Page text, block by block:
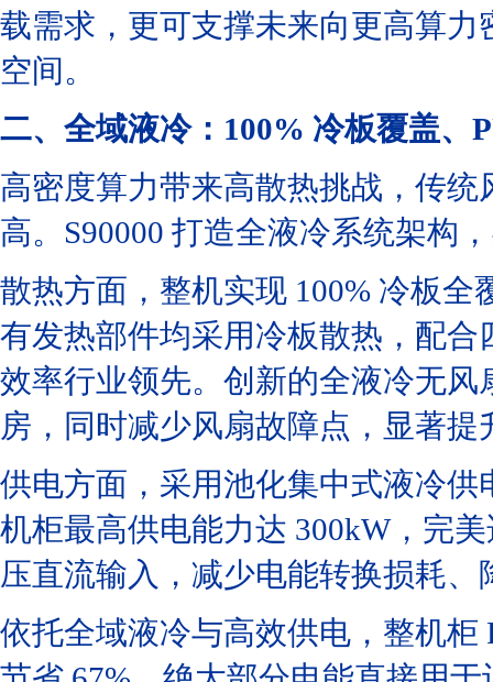
载需求，更可支撑未来向更高算
空间。
二、全域液冷：100% 冷板覆盖、
高密度算力带来高散热挑战，传
高。S90000 打造全液冷系统架构
散热方面，整机实现 100% 冷板
有发热部件均采用冷板散热，配
效率行业领先。创新的全液冷无
房，同时减少风扇故障点，显著
供电方面，采用池化集中式液冷
机柜最高供电能力达 300kW，完
压直流输入，减少电能转换损耗
依托全域液冷与高效供电，整机柜